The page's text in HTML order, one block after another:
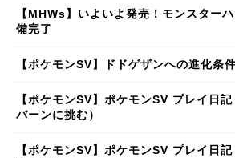
【MHWs】いよいよ発売！モンスター
備完了
【ポケモンSV】ドドゲザンへの進化条
【ポケモンSV】ポケモンSV プレイ日
バーンに挑む）
【ポケモンSV】ポケモンSV プレイ日